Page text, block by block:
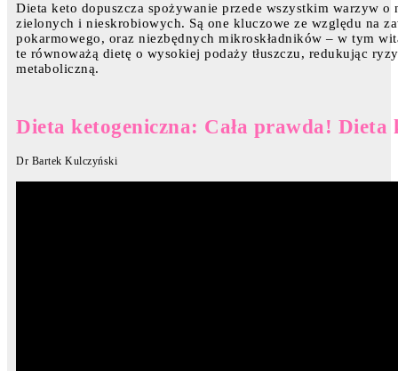
Dieta keto dopuszcza spożywanie przede wszystkim warzyw o
zielonych i nieskrobiowych. Są one kluczowe ze względu na
pokarmowego, oraz niezbędnych mikroskładników – w tym
te równoważą dietę o wysokiej podaży tłuszczu, redukując
metaboliczną.
Dieta ketogeniczna: Cała prawda!
Dr Bartek Kulczyński